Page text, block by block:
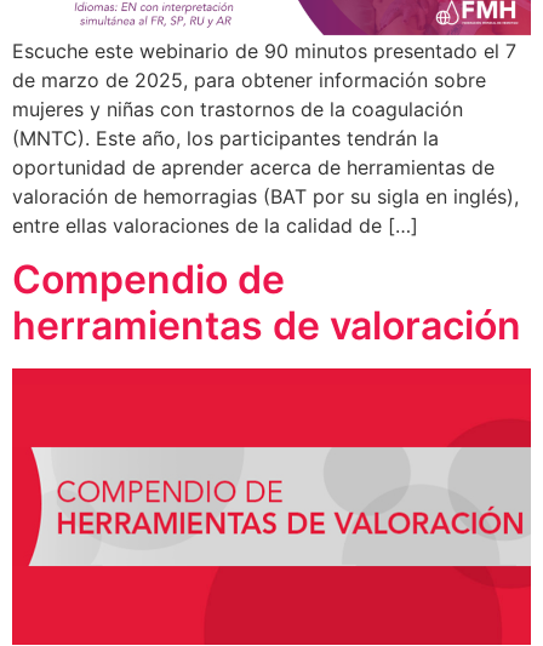
Escuche este webinario de 90 minutos presentado el 7
de marzo de 2025, para obtener información sobre
mujeres y niñas con trastornos de la coagulación
(MNTC). Este año, los participantes tendrán la
oportunidad de aprender acerca de herramientas de
valoración de hemorragias (BAT por su sigla en inglés),
entre ellas valoraciones de la calidad de […]
Compendio de
herramientas de valoración